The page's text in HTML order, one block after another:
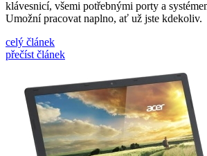
klávesnicí, všemi potřebnými porty a
Umožní pracovat naplno, ať už jste kdekoliv.
celý článek
přečíst článek